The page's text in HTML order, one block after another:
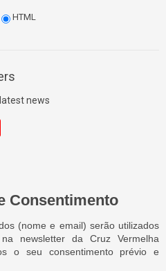
HTML
news
Consentimento
(nome e email) serão utilizados
newsletter da Cruz Vermelha
o seu consentimento prévio e